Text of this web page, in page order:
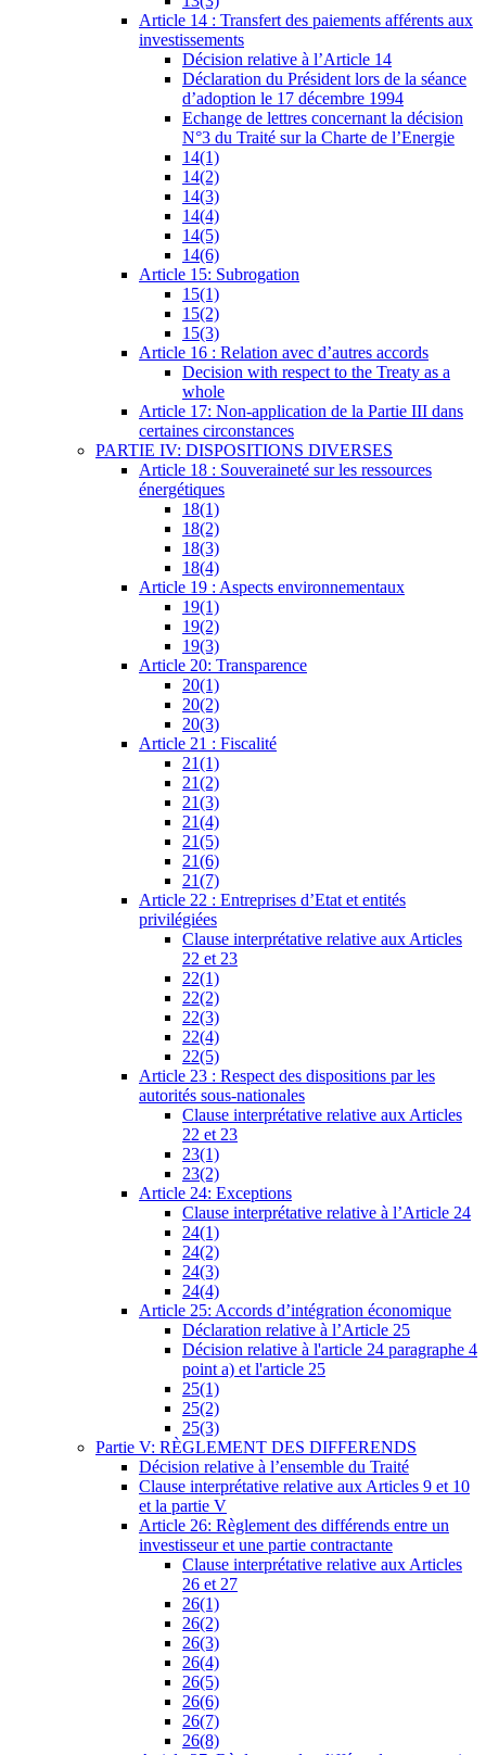
Article 14 : Transfert des paiements afférents aux
investissements
Décision relative à l’Article 14
Déclaration du Président lors de la séance
d’adoption le 17 décembre 1994
Echange de lettres concernant la décision
N°3 du Traité sur la Charte de l’Energie
14(1)
14(2)
14(3)
14(4)
14(5)
14(6)
Article 15: Subrogation
15(1)
15(2)
15(3)
Article 16 : Relation avec d’autres accords
Decision with respect to the Treaty as a
whole
Article 17: Non-application de la Partie III dans
certaines circonstances
PARTIE IV: DISPOSITIONS DIVERSES
Article 18 : Souveraineté sur les ressources
énergétiques
18(1)
18(2)
18(3)
18(4)
Article 19 : Aspects environnementaux
19(1)
19(2)
19(3)
Article 20: Transparence
20(1)
20(2)
20(3)
Article 21 : Fiscalité
21(1)
21(2)
21(3)
21(4)
21(5)
21(6)
21(7)
Article 22 : Entreprises d’Etat et entités
privilégiées
Clause interprétative relative aux Articles
22 et 23
22(1)
22(2)
22(3)
22(4)
22(5)
Article 23 : Respect des dispositions par les
autorités sous-nationales
Clause interprétative relative aux Articles
22 et 23
23(1)
23(2)
Article 24: Exceptions
Clause interprétative relative à l’Article 24
24(1)
24(2)
24(3)
24(4)
Article 25: Accords d’intégration économique
Déclaration relative à l’Article 25
Décision relative à l'article 24 paragraphe 4
point a) et l'article 25
25(1)
25(2)
25(3)
Partie V: RÈGLEMENT DES DIFFERENDS
Décision relative à l’ensemble du Traité
Clause interprétative relative aux Articles 9 et 10
et la partie V
Article 26: Règlement des différends entre un
investisseur et une partie contractante
Clause interprétative relative aux Articles
26 et 27
26(1)
26(2)
26(3)
26(4)
26(5)
26(6)
26(7)
26(8)